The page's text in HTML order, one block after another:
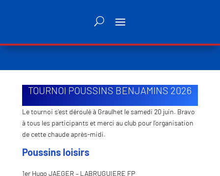
TOURNOI POUSSINS BENJAMINS 2026
Le tournoi s’est déroulé à Graulhet le samedi 20 juin. Bravo
à tous les participants et merci au club pour l’organisation
de cette chaude après-midi.
Poussins loisirs
1er Hugo JAEGER – LABRUGUIERE FP